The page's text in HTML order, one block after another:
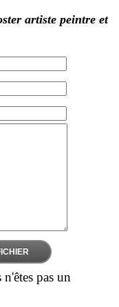
artiste peintre et
pas un